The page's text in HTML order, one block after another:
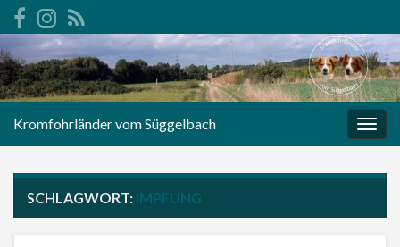
Kromfohrländer vom Süggelbach
SCHLAGWORT: IMPFUNG